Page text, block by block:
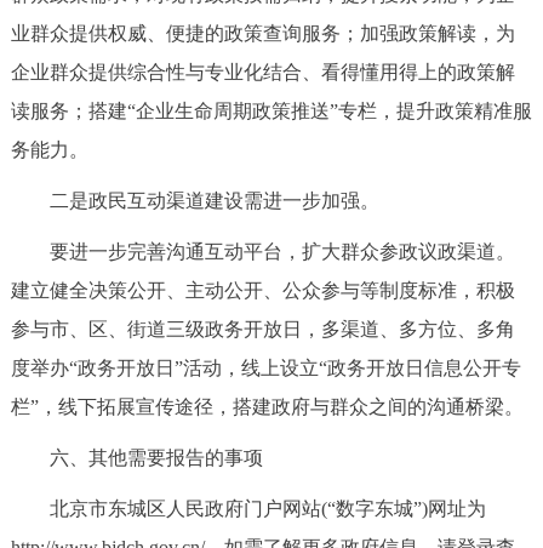
业群众提供权威、便捷的政策查询服务；加强政策解读，为
企业群众提供综合性与专业化结合、看得懂用得上的政策解
读服务；搭建“企业生命周期政策推送”专栏，提升政策精准服
务能力。
二是政民互动渠道建设需进一步加强。
要进一步完善沟通互动平台，扩大群众参政议政渠道。
建立健全决策公开、主动公开、公众参与等制度标准，积极
参与市、区、街道三级政务开放日，多渠道、多方位、多角
度举办“政务开放日”活动，线上设立“政务开放日信息公开专
栏”，线下拓展宣传途径，搭建政府与群众之间的沟通桥梁。
六、其他需要报告的事项
北京市东城区人民政府门户网站(“数字东城”)网址为